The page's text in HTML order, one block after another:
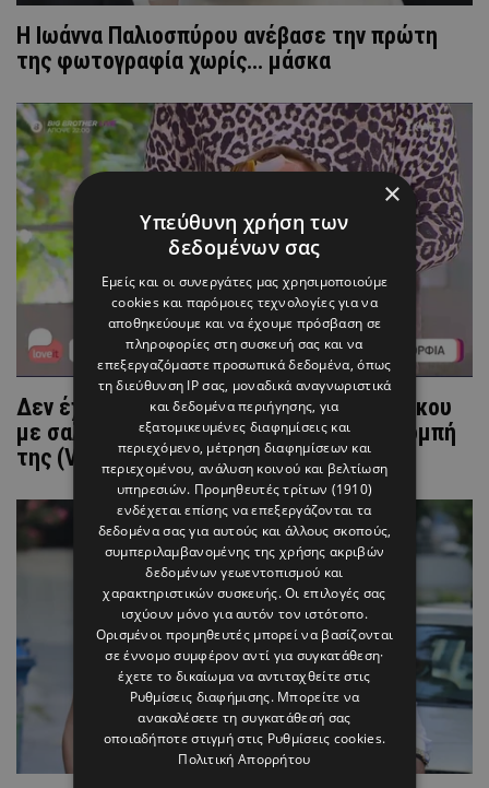
Η Ιωάννα Παλιοσπύρου ανέβασε την πρώτη
της φωτογραφία χωρίς... μάσκα
Δεν έχεις δει καλύτερο! Η Ιωάννα Μαλέσκου
με σαλιγκάρια στο πρόσωπο... στην εκπομπή
της (VID)
×
Υπεύθυνη χρήση των
δεδομένων σας
Εμείς και οι συνεργάτες μας χρησιμοποιούμε
cookies και παρόμοιες τεχνολογίες για να
αποθηκεύουμε και να έχουμε πρόσβαση σε
πληροφορίες στη συσκευή σας και να
επεξεργαζόμαστε προσωπικά δεδομένα, όπως
τη διεύθυνση IP σας, μοναδικά αναγνωριστικά
και δεδομένα περιήγησης, για
εξατομικευμένες διαφημίσεις και
περιεχόμενο, μέτρηση διαφημίσεων και
περιεχομένου, ανάλυση κοινού και βελτίωση
υπηρεσιών. Προμηθευτές τρίτων (1910)
ενδέχεται επίσης να επεξεργάζονται τα
δεδομένα σας για αυτούς και άλλους σκοπούς,
συμπεριλαμβανομένης της χρήσης ακριβών
δεδομένων γεωεντοπισμού και
χαρακτηριστικών συσκευής. Οι επιλογές σας
ισχύουν μόνο για αυτόν τον ιστότοπο.
Ορισμένοι προμηθευτές μπορεί να βασίζονται
σε έννομο συμφέρον αντί για συγκατάθεση·
έχετε το δικαίωμα να αντιταχθείτε στις
Ρυθμίσεις διαφήμισης. Μπορείτε να
ανακαλέσετε τη συγκατάθεσή σας
οποιαδήποτε στιγμή στις Ρυθμίσεις cookies.
Πολιτική Απορρήτου